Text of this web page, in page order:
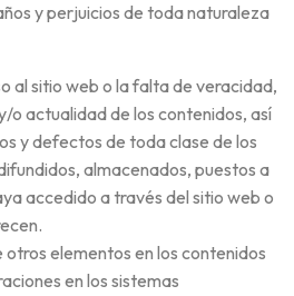
y perjuicios de toda naturaleza
al sitio web o la falta de veracidad,
actualidad de los contenidos, así
y defectos de toda clase de los
almacenados, puestos a
accedido a través del sitio web o
otros elementos en los contenidos
en los sistemas